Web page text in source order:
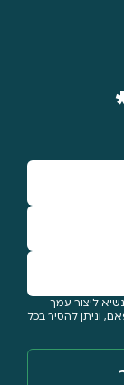
ליצור עמך
וניתן להסיר בכל